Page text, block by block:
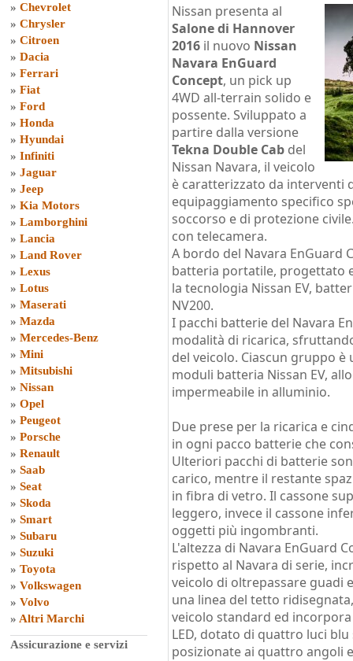
» Chevrolet
» Chrysler
» Citroen
» Dacia
» Ferrari
» Fiat
» Ford
» Honda
» Hyundai
» Infiniti
» Jaguar
» Jeep
» Kia Motors
» Lamborghini
» Lancia
» Land Rover
» Lexus
» Lotus
» Maserati
» Mazda
» Mercedes-Benz
» Mini
» Mitsubishi
» Nissan
» Opel
» Peugeot
» Porsche
» Renault
» Saab
» Seat
» Skoda
» Smart
» Subaru
» Suzuki
» Toyota
» Volkswagen
» Volvo
» Altri Marchi
Assicurazione e servizi
Nissan presenta al
Salone di Hannover
2016 il nuovo Nissan
Navara EnGuard
Concept, un pick up
4WD all-terrain solido e
possente. Sviluppato a
partire dalla versione
Tekna Double Cab del
Nissan Navara, il veicolo
è caratterizzato da interventi
equipaggiamento specifico
soccorso e di protezione
con telecamera.
A bordo del Navara
batteria portatile, progettato
la tecnologia Nissan EV,
NV200.
I pacchi batterie del Navara
modalità di ricarica,
del veicolo. Ciascun gruppo è
moduli batteria Nissan EV,
impermeabile in alluminio.
Due prese per la ricarica e
in ogni pacco batterie che
Ulteriori pacchi di batterie
carico, mentre il restante
in fibra di vetro. Il cassone
leggero, invece il cassone
oggetti più ingombranti.
L'altezza di Navara EnGuard
rispetto al Navara di serie,
veicolo di oltrepassare guadi
una linea del tetto
veicolo standard ed
LED, dotato di quattro luci
posizionate ai quattro angoli